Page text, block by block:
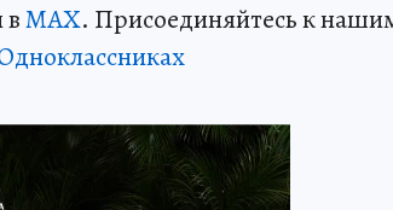
вMAX. Присоединяйтесь к